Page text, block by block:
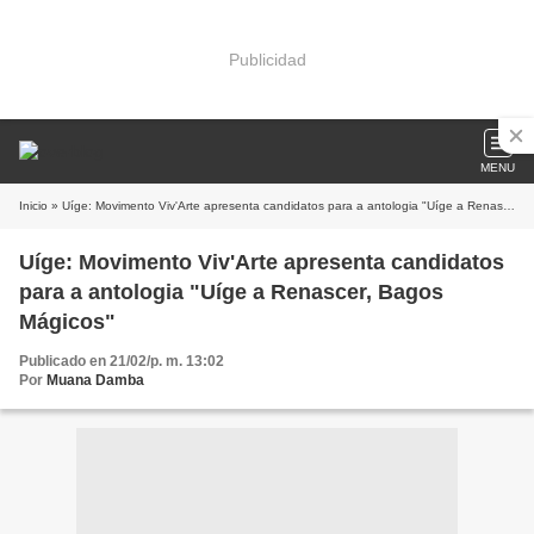
Publicidad
MENU
Inicio » Uíge: Movimento Viv'Arte apresenta candidatos para a antologia "Uíge a Renascer, Bagos Mágicos"
Uíge: Movimento Viv'Arte apresenta candidatos
para a antologia "Uíge a Renascer, Bagos
Mágicos"
Publicado en 21/02/p. m. 13:02
Por Muana Damba